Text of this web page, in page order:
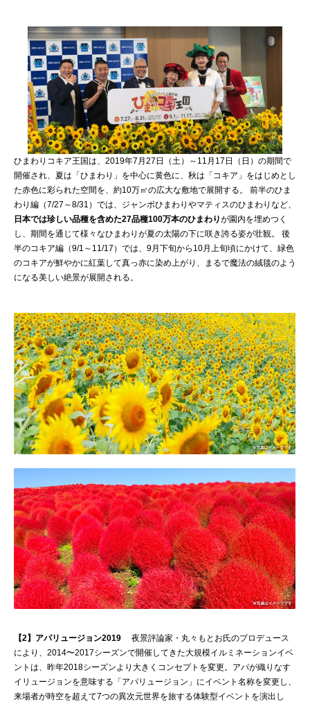
ひまわりコキア王国は、2019年7月27日（土）～11月17日（日）の期間で
開催され、夏は「ひまわり」を中心に黄色に、秋は「コキア」をはじめとし
た赤色に彩られた空間を、約10万㎡の広大な敷地で展開する。 前半のひま
わり編（7/27～8/31）では、ジャンボひまわりやマティスのひまわりなど、
日本では珍しい品種を含めた27品種100万本のひまわりが園内を埋めつく
し、期間を通じて様々なひまわりが夏の太陽の下に咲き誇る姿が壮観。 後
半のコキア編（9/1～11/17）では、9月下旬から10月上旬頃にかけて、緑色
のコキアが鮮やかに紅葉して真っ赤に染め上がり、まるで魔法の絨毯のよう
になる美しい絶景が展開される。
【2】アパリュージョン2019 夜景評論家・丸々もとお氏のプロデュース
により、2014〜2017シーズンで開催してきた大規模イルミネーションイベ
ントは、昨年2018シーズンより大きくコンセプトを変更。アパが織りなす
イリュージョンを意味する「アパリュージョン」にイベント名称を変更し、
来場者が時空を超えて7つの異次元世界を旅する体験型イベントを演出し